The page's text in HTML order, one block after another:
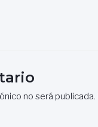
no será publicada.